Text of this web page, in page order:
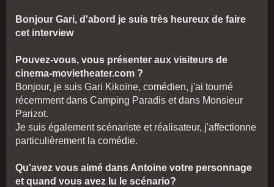
Bonjour Gari, d'abord je suis très heureux de faire
cet interview
Pouvez-vous, vous présenter aux visiteurs de
cinema-movietheater.com ?
Bonjour, je suis Gari Kikoïne, comédien, j'ai tourné
récemment dans Camping Paradis et dans Monsieur
Parizot.
Je suis également scénariste et réalisateur, j'affectionne
particulièrement la comédie.
Qu'avez vous aimé dans Antoine votre personnage
et quand vous avez lu le scénario?